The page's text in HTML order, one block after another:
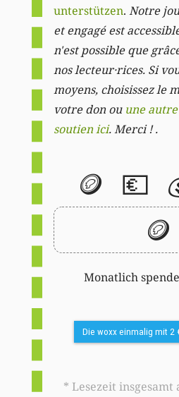
unterstützen. Notre
et engagé est
n'est possible que
nos lecteur·rices. Si
moyens, choisissez le
votre don ou une
soutien ici. Merci ! .
🪙 💶
🪙
Monatlich
Die woxx einmalig mit 2
* Lesezeit insgesamt